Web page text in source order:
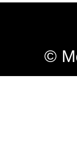
©